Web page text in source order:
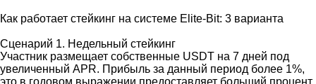
Как работает стейкинг на системе Elite-Bit: 3 варианта
Сценарий 1. Недельный стейкинг
Участник размещает собственные USDT на 7 дней под
увеличенный APR. Прибыль за данный период более 1%,
это в годовом выражении предоставляет больший процент